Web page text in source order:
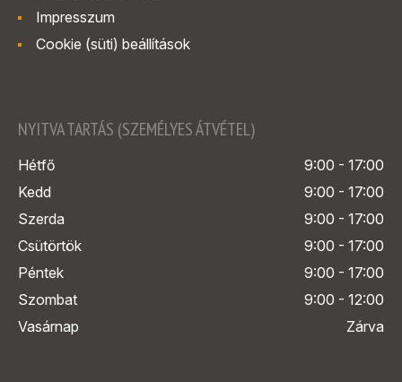
Impresszum
Cookie (süti) beállítások
NYITVA TARTÁS (SZEMÉLYES ÁTVÉTEL)
Hétfő
9:00 - 17:00
Kedd
9:00 - 17:00
Szerda
9:00 - 17:00
Csütörtök
9:00 - 17:00
Péntek
9:00 - 17:00
Szombat
9:00 - 12:00
Vasárnap
Zárva